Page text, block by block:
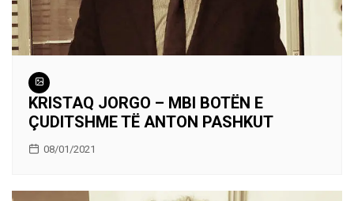
KRISTAQ JORGO – MBI BOTËN E
ÇUDITSHME TË ANTON PASHKUT
08/01/2021